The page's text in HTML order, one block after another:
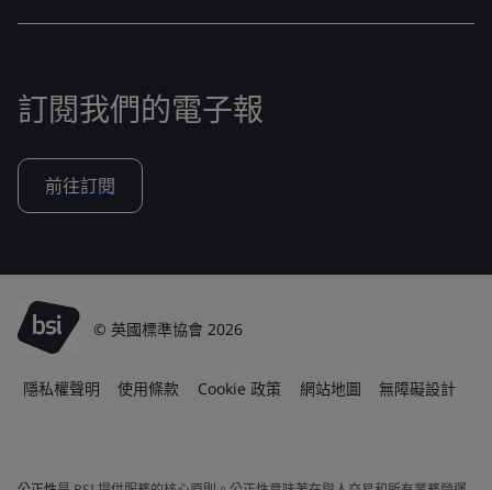
訂閱我們的電子報
前往訂閱
© 英國標準協會 2026
隱私權聲明 使用條款 Cookie 政策 網站地圖 無障礙設計